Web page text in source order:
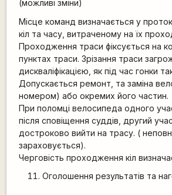
(можливі зміни)
Місце команд визначається у
кіл та часу, витраченому на їх
Проходження траси фіксується на
пунктах траси. Зрізання траси
дискваліфікацією, як під час гонки так
Допускається ремонт, та заміна
номером) або окремих його частин.
При поломці велосипеда одного
після сповіщення суддів, другий
достроково вийти на трасу. (
зараховується).
Черговість проходження кіл
Оголошення результатів та